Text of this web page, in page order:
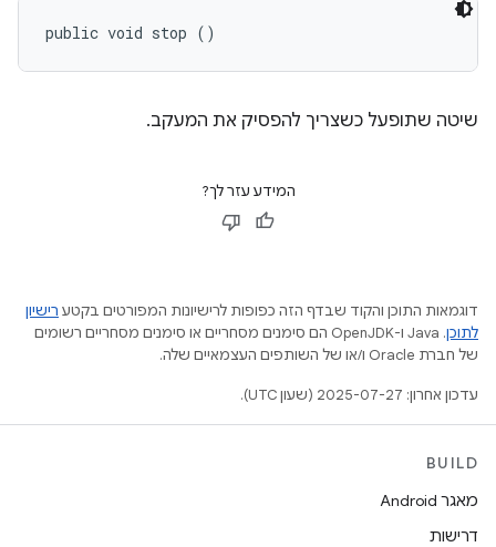
public void stop ()
שיטה שתופעל כשצריך להפסיק את המעקב.
המידע עזר לך?
דוגמאות התוכן והקוד שבדף הזה כפופות לרישיונות המפורטים בקטע רישיון
לתוכן
.‏ Java ו-OpenJDK הם סימנים מסחריים או סימנים מסחריים רשומים
של חברת Oracle ו/או של השותפים העצמאיים שלה.
עדכון אחרון: 2025-07-27 (שעון UTC).
BUILD
מאגר Android
דרישות